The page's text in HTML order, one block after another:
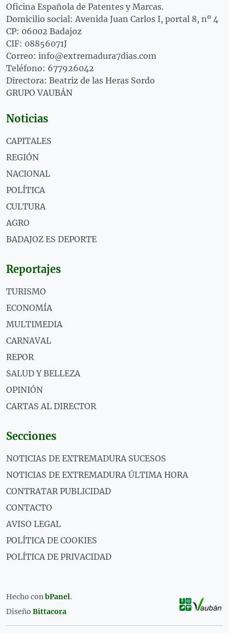
Oficina Española de Patentes y Marcas.
Domicilio social: Avenida Juan Carlos I, portal 8, nº 4
CP: 06002 Badajoz
CIF: 08856071J
Correo: info@extremadura7dias.com
Teléfono: 677926042
Directora: Beatriz de las Heras Sordo
GRUPO VAUBÁN
Noticias
CAPITALES
REGIÓN
NACIONAL
POLÍTICA
CULTURA
AGRO
BADAJOZ ES DEPORTE
Reportajes
TURISMO
ECONOMÍA
MULTIMEDIA
CARNAVAL
REPOR
SALUD Y BELLEZA
OPINIÓN
CARTAS AL DIRECTOR
Secciones
NOTICIAS DE EXTREMADURA SUCESOS
NOTICIAS DE EXTREMADURA ÚLTIMA HORA
CONTRATAR PUBLICIDAD
CONTACTO
AVISO LEGAL
POLÍTICA DE COOKIES
POLÍTICA DE PRIVACIDAD
Hecho conbPanel.
Diseño Bittacora